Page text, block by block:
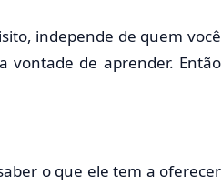
independe de quem você
vontade de aprender. Então
o que ele tem a oferecer